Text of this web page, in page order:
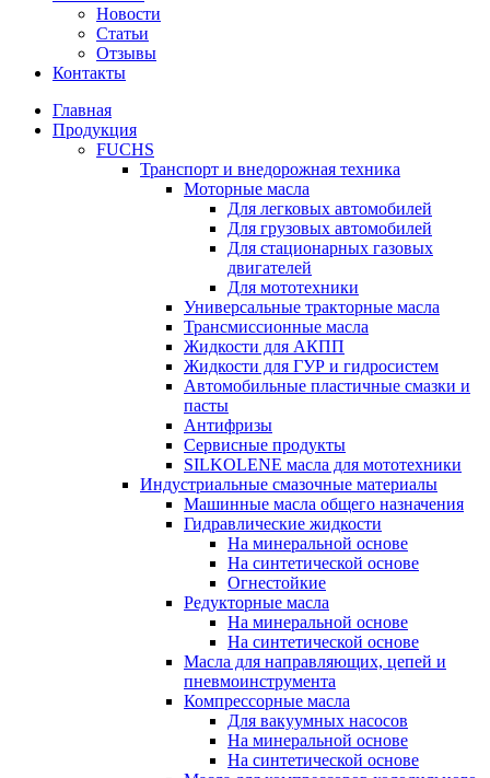
Новости
Статьи
Отзывы
Контакты
Главная
Продукция
FUCHS
Транспорт и внедорожная техника
Моторные масла
Для легковых автомобилей
Для грузовых автомобилей
Для стационарных газовых
двигателей
Для мототехники
Универсальные тракторные масла
Трансмиссионные масла
Жидкости для АКПП
Жидкости для ГУР и гидросистем
Автомобильные пластичные смазки и
пасты
Антифризы
Сервисные продукты
SILKOLENE масла для мототехники
Индустриальные смазочные материалы
Машинные масла общего назначения
Гидравлические жидкости
На минеральной основе
На синтетической основе
Огнестойкие
Редукторные масла
На минеральной основе
На синтетической основе
Масла для направляющих, цепей и
пневмоинструмента
Компрессорные масла
Для вакуумных насосов
На минеральной основе
На синтетической основе